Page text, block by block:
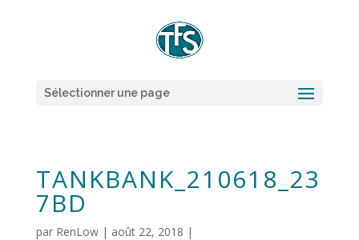
Sélectionner une page
TANKBANK_210618_23
7BD
par RenLow| août 22, 2018 |